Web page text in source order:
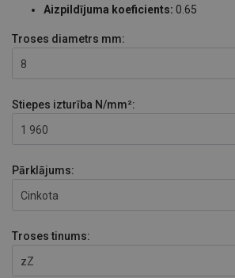
Aizpildījuma koeficients: 0.65
Troses diametrs mm:
8
Stiepes izturība N/mm²:
1 960
Pārklājums:
Cinkota
Troses tinums:
zZ